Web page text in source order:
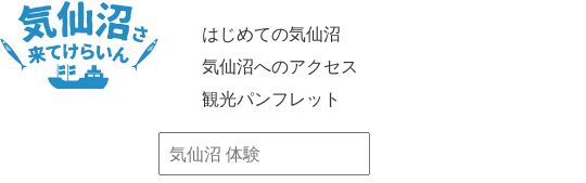
はじめての気仙沼
気仙沼へのアクセス
観光パンフレット